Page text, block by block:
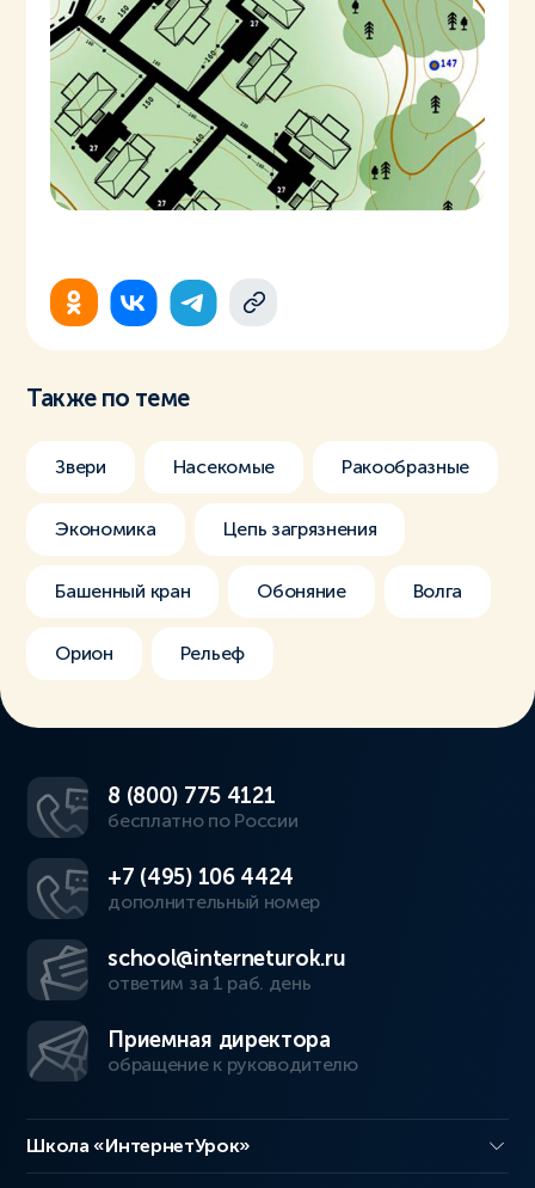
Также по теме
Звери Насекомые Ракообразные
Экономика Цепь загрязнения
Башенный кран Обоняние Волга
Орион Рельеф
8 (800) 775 4121
бесплатно по России
+7 (495) 106 4424
дополнительный номер
school@interneturok.ru
ответим за 1 раб. день
Приемная директора
обращение к руководителю
Школа «ИнтернетУрок»